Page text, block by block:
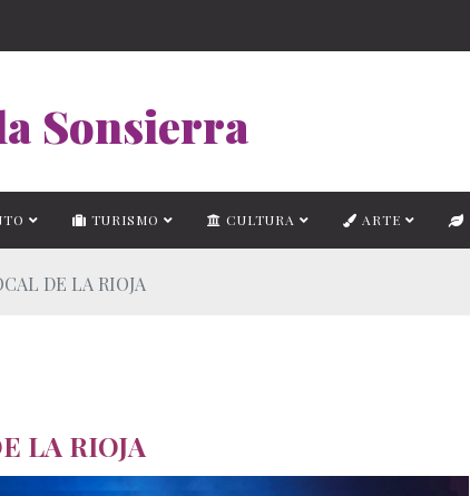
Sonsierra
TURISMO CULTURA ARTE
DE LA RIOJA
LA RIOJA